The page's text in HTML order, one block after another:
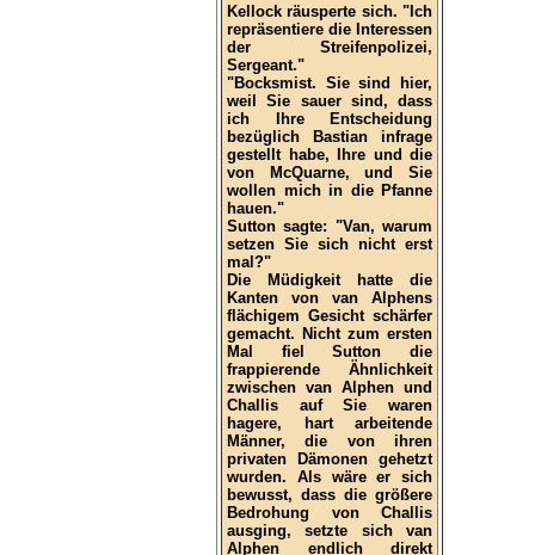
Kellock räusperte sich. "Ich
repräsentiere die Interessen
der Streifenpolizei,
Sergeant."
"Bocksmist. Sie sind hier,
weil Sie sauer sind, dass
ich Ihre Entscheidung
bezüglich Bastian infrage
gestellt habe, Ihre und die
von McQuarne, und Sie
wollen mich in die Pfanne
hauen."
Sutton sagte: "Van, warum
setzen Sie sich nicht erst
mal?"
Die Müdigkeit hatte die
Kanten von van Alphens
flächigem Gesicht schärfer
gemacht. Nicht zum ersten
Mal fiel Sutton die
frappierende Ähnlichkeit
zwischen van Alphen und
Challis auf Sie waren
hagere, hart arbeitende
Männer, die von ihren
privaten Dämonen gehetzt
wurden. Als wäre er sich
bewusst, dass die größere
Bedrohung von Challis
ausging, setzte sich van
Alphen endlich direkt